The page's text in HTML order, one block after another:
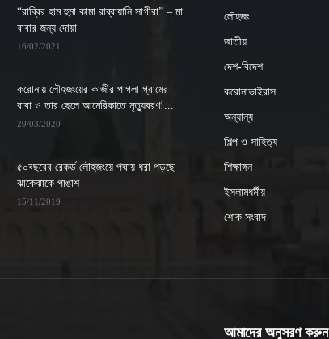
“রাব্বির হাম হুমা কামা রাব্বায়ানি সাগীরা” – মা
বাবার জন্য দোয়া
16/02/2021
করোনায় লৌহজংয়ের কাজীর পাগলা গ্রামের
বাবা ও তার ছেলে আমেরিকাতে মৃত্যুবরণ!...
29/03/2020
৫০বছরের রেকর্ড লৌহজংয়ে পদ্মায় ধরা পড়ছে
ঝাকেঝাকে পাঙাশ
15/11/2019
লৌহজং
জাতীয়
দেশ-বিদেশ
করোনাভাইরাস
অন্যান্য
শিল্প ও সাহিত্য
শিক্ষাঙ্গন
ইসলামধর্মীয়
শোক সংবাদ
আমাদের অনুসরণ করুন